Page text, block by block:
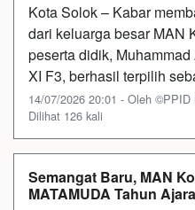
Kota Solok – Kabar
dari keluarga besar MAN
peserta didik,
XI F3, berhasil terpilih
14/07/2026 20:01 - Oleh
Dilihat 126 kali
Semangat Baru, MAN
MATAMUDA Tahun